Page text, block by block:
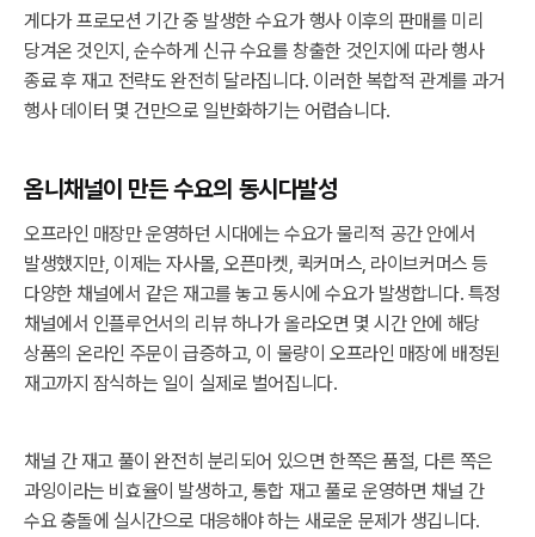
게다가 프로모션 기간 중 발생한 수요가 행사 이후의 판매를 미리
당겨온 것인지, 순수하게 신규 수요를 창출한 것인지에 따라 행사
종료 후 재고 전략도 완전히 달라집니다. 이러한 복합적 관계를 과거
행사 데이터 몇 건만으로 일반화하기는 어렵습니다.
옴니채널이 만든 수요의 동시다발성
오프라인 매장만 운영하던 시대에는 수요가 물리적 공간 안에서
발생했지만, 이제는 자사몰, 오픈마켓, 퀵커머스, 라이브커머스 등
다양한 채널에서 같은 재고를 놓고 동시에 수요가 발생합니다. 특정
채널에서 인플루언서의 리뷰 하나가 올라오면 몇 시간 안에 해당
상품의 온라인 주문이 급증하고, 이 물량이 오프라인 매장에 배정된
재고까지 잠식하는 일이 실제로 벌어집니다.
채널 간 재고 풀이 완전히 분리되어 있으면 한쪽은 품절, 다른 쪽은
과잉이라는 비효율이 발생하고, 통합 재고 풀로 운영하면 채널 간
수요 충돌에 실시간으로 대응해야 하는 새로운 문제가 생깁니다.